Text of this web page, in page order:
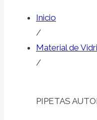
Inicio
/
Material de
/
PIPETAS